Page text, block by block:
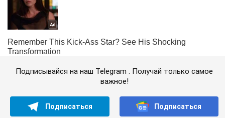
Подписывайся на наш Telegram . Получай только самое
важное!
Подписаться Подписаться